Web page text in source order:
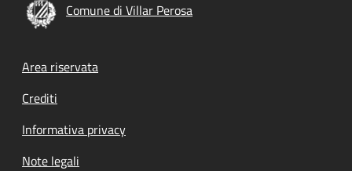
Comune di Villar Perosa
Footer menu
Area riservata
Crediti
Informativa privacy
Note legali